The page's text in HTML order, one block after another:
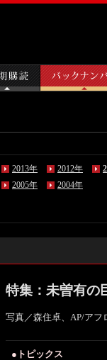
2013年 2012年
2005年 2004年
特集：未曽有の
写真／森住卓、AP/アフ
●トピックス